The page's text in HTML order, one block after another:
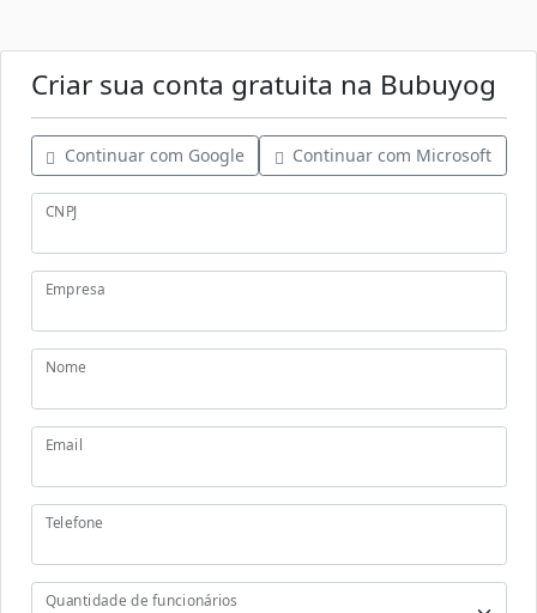
Criar sua conta gratuita na Bubuyog
Continuar com Google Continuar com Microsoft
CNPJ
Empresa
Nome
Email
Telefone
Quantidade de funcionários